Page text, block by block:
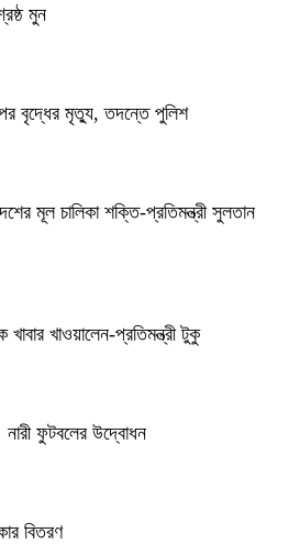
মুন
পর বৃদ্ধের মৃত্যু, তদন্তে পুলিশ
মূল চালিকা শক্তি-প্রতিমন্ত্রী সুলতান
খাবার খাওয়ালেন-প্রতিমন্ত্রী টুকু
ফুটবলের উদ্বোধন
বিতরণ